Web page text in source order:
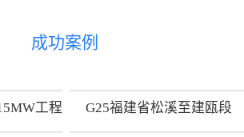
成功案例
工程 G25福建省松溪至建瓯段